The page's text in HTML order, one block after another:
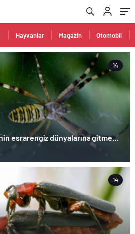
Hayvanlar Magazin Otomobil
14
esrarengiz dünyalarına gitmeye
14